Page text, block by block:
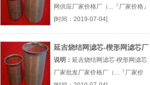
网供应厂家价格厂（...『厂家价格』
[时间：2019-07-04]
延吉烧结网滤芯-楔形网滤芯厂
家批发
说明： 延吉烧结网滤芯-楔形网滤芯
厂家批发厂家价格厂（...『厂家价